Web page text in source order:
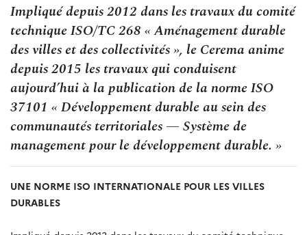
Impliqué depuis 2012 dans les travaux du comité
technique ISO/TC 268 « Aménagement durable
des villes et des collectivités », le Cerema anime
depuis 2015 les travaux qui conduisent
aujourd’hui à la publication de la norme ISO
37101 « Développement durable au sein des
communautés territoriales — Système de
management pour le développement durable. »
UNE NORME ISO INTERNATIONALE POUR LES VILLES
DURABLES